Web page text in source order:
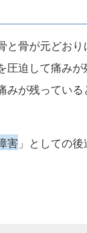
と骨が元どおり
圧迫して痛み
みが残ってい
害 」としての